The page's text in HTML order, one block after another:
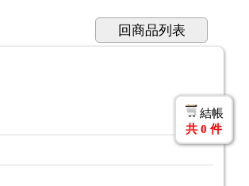
回商品列表
結帳
共 0 件